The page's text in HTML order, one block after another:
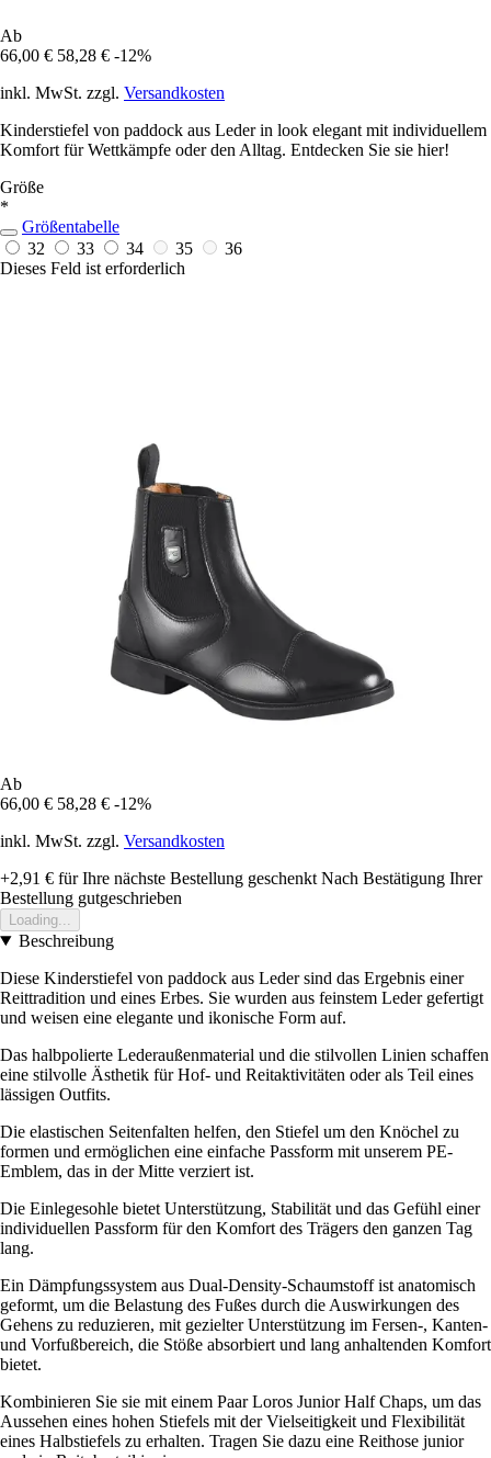
Ab
66,00 € 58,28 € -12%
inkl. MwSt. zzgl. Versandkosten
Kinderstiefel von paddock aus Leder in look elegant mit individuellem
Komfort für Wettkämpfe oder den Alltag. Entdecken Sie sie hier!
Größe
*
Größentabelle
32
33 34 35
36
Dieses Feld ist erforderlich
Ab
66,00 € 58,28 € -12%
inkl. MwSt. zzgl. Versandkosten
+2,91 € für Ihre nächste Bestellung geschenkt Nach Bestätigung Ihrer
Bestellung gutgeschrieben
Loading...
Beschreibung
Diese Kinderstiefel von paddock aus Leder sind das Ergebnis einer
Reittradition und eines Erbes. Sie wurden aus feinstem Leder gefertigt
und weisen eine elegante und ikonische Form auf.
Das halbpolierte Lederaußenmaterial und die stilvollen Linien schaffen
eine stilvolle Ästhetik für Hof- und Reitaktivitäten oder als Teil eines
lässigen Outfits.
Die elastischen Seitenfalten helfen, den Stiefel um den Knöchel zu
formen und ermöglichen eine einfache Passform mit unserem PE-
Emblem, das in der Mitte verziert ist.
Die Einlegesohle bietet Unterstützung, Stabilität und das Gefühl einer
individuellen Passform für den Komfort des Trägers den ganzen Tag
lang.
Ein Dämpfungssystem aus Dual-Density-Schaumstoff ist anatomisch
geformt, um die Belastung des Fußes durch die Auswirkungen des
Gehens zu reduzieren, mit gezielter Unterstützung im Fersen-, Kanten-
und Vorfußbereich, die Stöße absorbiert und lang anhaltenden Komfort
bietet.
Kombinieren Sie sie mit einem Paar Loros Junior Half Chaps, um das
Aussehen eines hohen Stiefels mit der Vielseitigkeit und Flexibilität
eines Halbstiefels zu erhalten. Tragen Sie dazu eine Reithose junior